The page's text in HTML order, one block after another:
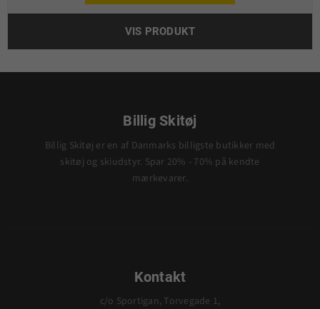
VIS PRODUKT
Billig Skitøj
Billig Skitøj er en af Danmarks billigste butikker med
skitøj og skiudstyr. Spar 20% - 70% på kendte
mærkevarer.
Kontakt
c/o Sportigan, Torvegade 1,